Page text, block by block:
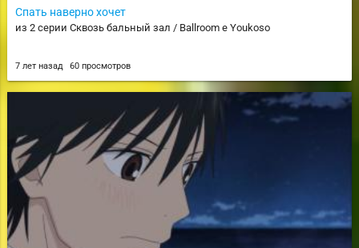
Спать наверно хочет
из 2 серии Сквозь бальный зал / Ballroom e Youkoso
7 лет назад 60 просмотров